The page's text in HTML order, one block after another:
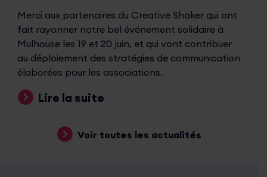
Merci aux partenaires du Creative Shaker qui ont
fait rayonner notre bel événement solidaire à
Mulhouse les 19 et 20 juin, et qui vont contribuer
au déploiement des stratégies de communication
élaborées pour les associations.
Lire la suite
Voir toutes les actualités